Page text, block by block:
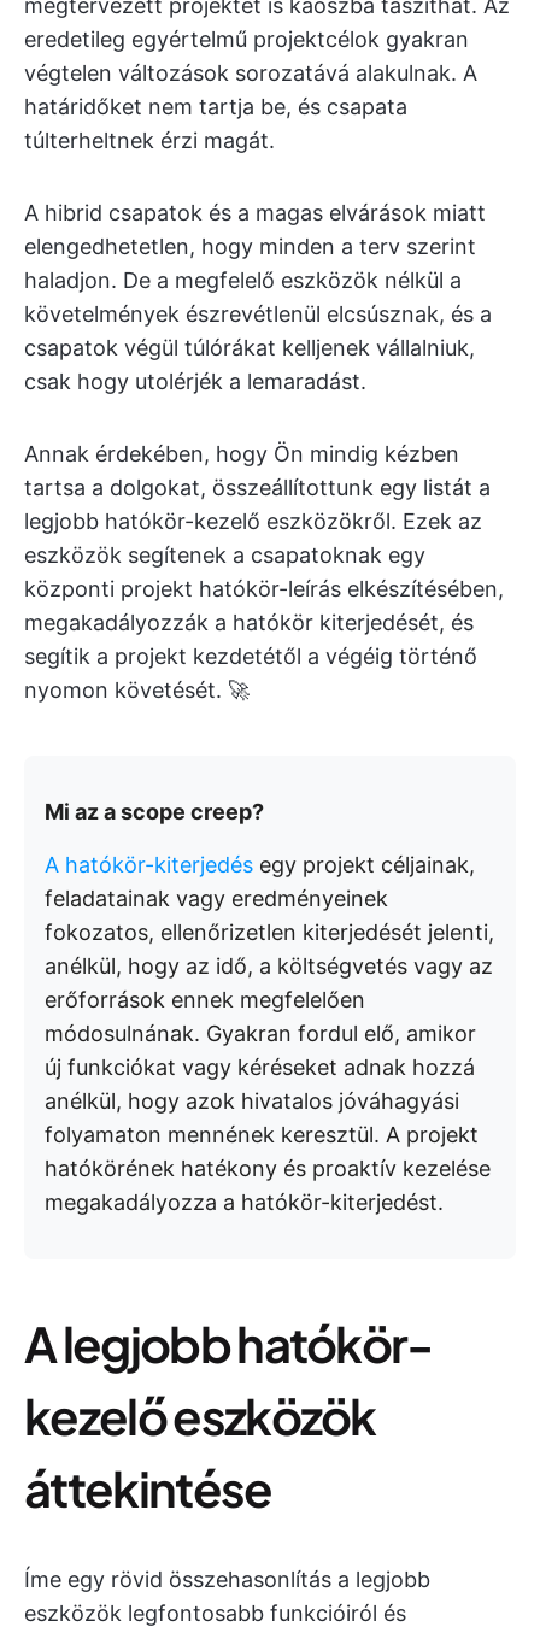
megtervezett projektet is káoszba taszíthat. Az
eredetileg egyértelmű projektcélok gyakran
végtelen változások sorozatává alakulnak. A
határidőket nem tartja be, és csapata
túlterheltnek érzi magát.
A hibrid csapatok és a magas elvárások miatt
elengedhetetlen, hogy minden a terv szerint
haladjon. De a megfelelő eszközök nélkül a
követelmények észrevétlenül elcsúsznak, és a
csapatok végül túlórákat kelljenek vállalniuk,
csak hogy utolérjék a lemaradást.
Annak érdekében, hogy Ön mindig kézben
tartsa a dolgokat, összeállítottunk egy listát a
legjobb hatókör-kezelő eszközökről. Ezek az
eszközök segítenek a csapatoknak egy
központi projekt hatókör-leírás elkészítésében,
megakadályozzák a hatókör kiterjedését, és
segítik a projekt kezdetétől a végéig történő
nyomon követését. 🚀
Mi az a scope creep?
A hatókör-kiterjedés egy projekt céljainak,
feladatainak vagy eredményeinek
fokozatos, ellenőrizetlen kiterjedését jelenti,
anélkül, hogy az idő, a költségvetés vagy az
erőforrások ennek megfelelően
módosulnának. Gyakran fordul elő, amikor
új funkciókat vagy kéréseket adnak hozzá
anélkül, hogy azok hivatalos jóváhagyási
folyamaton mennének keresztül. A projekt
hatókörének hatékony és proaktív kezelése
megakadályozza a hatókör-kiterjedést.
A legjobb hatókör-
kezelő eszközök
áttekintése
Íme egy rövid összehasonlítás a legjobb
eszközök legfontosabb funkcióiról és